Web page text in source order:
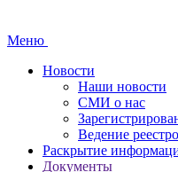
Меню
Новости
Наши новости
СМИ о нас
Ведение
Раскрытие
Документы